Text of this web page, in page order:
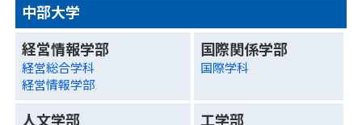
中部大学
経営情報学部
経営総合学科
経営情報学部
国際関係学部
国際学科
人文学部 工学部